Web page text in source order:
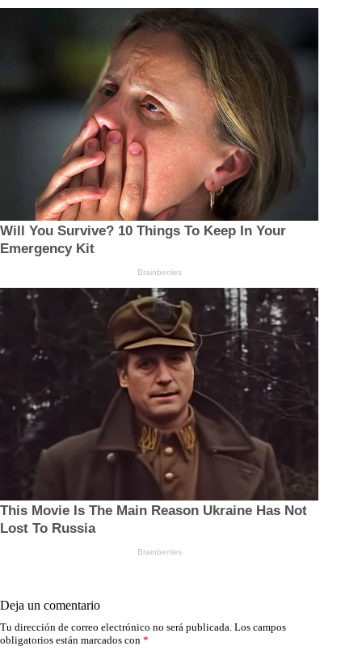
Deja un comentario
Tu dirección de correo electrónico no será publicada. Los campos
obligatorios están marcados con *